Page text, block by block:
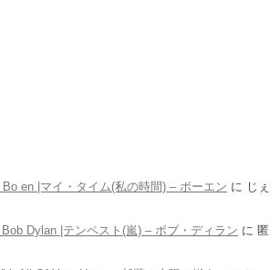
Bo en |マイ・タイム(私の時間) – ボーエン に じぇ
Bob Dylan |テンペスト(嵐) – ボブ・ディラン に 匿